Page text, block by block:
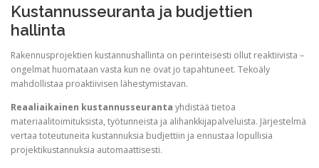
Kustannusseuranta ja budjettien
hallinta
Rakennusprojektien kustannushallinta on perinteisesti ollut reaktiivista –
ongelmat huomataan vasta kun ne ovat jo tapahtuneet. Tekoäly
mahdollistaa proaktiivisen lähestymistavan.
Reaaliaikainen kustannusseuranta yhdistää tietoa
materiaalitoimituksista, työtunneista ja alihankkijapalveluista. Järjestelmä
vertaa toteutuneita kustannuksia budjettiin ja ennustaa lopullisia
projektikustannuksia automaattisesti.